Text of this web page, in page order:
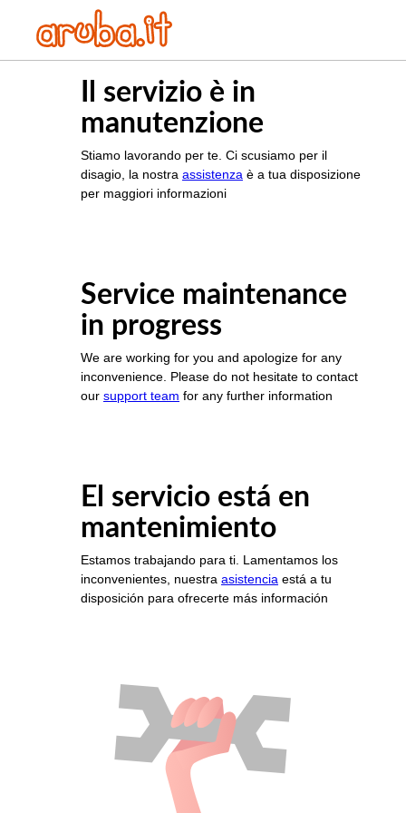
Il servizio è in
manutenzione
Stiamo lavorando per te. Ci scusiamo per il
disagio, la nostra assistenza è a tua disposizione
per maggiori informazioni
Service maintenance
in progress
We are working for you and apologize for any
inconvenience. Please do not hesitate to contact
our support team for any further information
El servicio está en
mantenimiento
Estamos trabajando para ti. Lamentamos los
inconvenientes, nuestra asistencia está a tu
disposición para ofrecerte más información